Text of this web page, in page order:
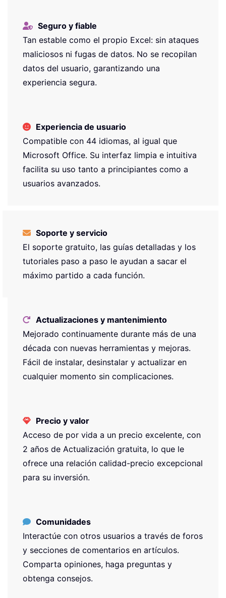
Seguro y fiable
Tan estable como el propio Excel: sin ataques
maliciosos ni fugas de datos. No se recopilan
datos del usuario, garantizando una
experiencia segura.
Experiencia de usuario
Compatible con 44 idiomas, al igual que
Microsoft Office. Su interfaz limpia e intuitiva
facilita su uso tanto a principiantes como a
usuarios avanzados.
Soporte y servicio
El soporte gratuito, las guías detalladas y los
tutoriales paso a paso le ayudan a sacar el
máximo partido a cada función.
Actualizaciones y mantenimiento
Mejorado continuamente durante más de una
década con nuevas herramientas y mejoras.
Fácil de instalar, desinstalar y actualizar en
cualquier momento sin complicaciones.
Precio y valor
Acceso de por vida a un precio excelente, con
2 años de Actualización gratuita, lo que le
ofrece una relación calidad-precio excepcional
para su inversión.
Comunidades
Interactúe con otros usuarios a través de foros
y secciones de comentarios en artículos.
Comparta opiniones, haga preguntas y
obtenga consejos.